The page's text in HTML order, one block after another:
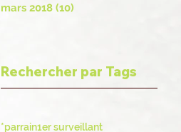
mars 2018 (10)
Rechercher par Tags
*parrain1er surveillant